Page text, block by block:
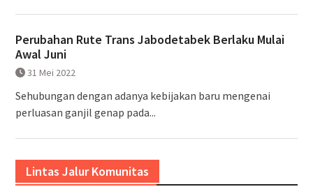
Perubahan Rute Trans Jabodetabek Berlaku Mulai
Awal Juni
31 Mei 2022
Sehubungan dengan adanya kebijakan baru mengenai
perluasan ganjil genap pada...
Lintas Jalur Komunitas